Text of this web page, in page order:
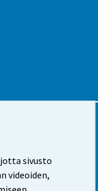
sivusto
videoiden,